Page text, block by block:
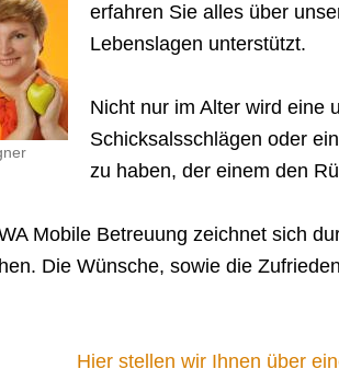
erfahren Sie alles über
Lebenslagen unterstützt.
Nicht nur im Alter wird eine
Schicksalsschlägen oder
zu haben, der einem den
Mobile Betreuung zeichnet sich
Die Wünsche, sowie die
Hier stellen wir Ihnen über